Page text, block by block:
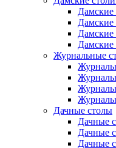
Дамские
Дамские
Дамские
Дамские
Журнальные
Дачные столы
Дачные
Дачные
Дачные